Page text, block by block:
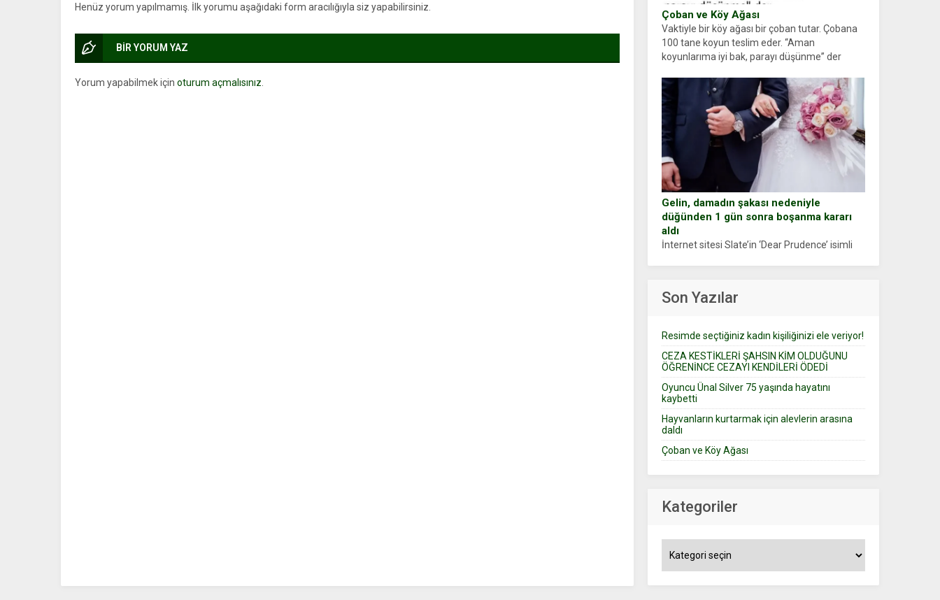
Çoban ve Köy Ağası
Vaktiyle bir köy ağası bir çoban tutar. Çobana
100 tane koyun teslim eder. “Aman
koyunlarıma iyi bak, parayı düşünme” der
Gelin, damadın şakası nedeniyle
düğünden 1 gün sonra boşanma kararı
aldı
İnternet sitesi Slate’in ‘Dear Prudence’ isimli
Son Yazılar
Resimde seçtiğiniz kadın kişiliğinizi ele veriyor!
CEZA KESTİKLERİ ŞAHSIN KİM OLDUĞUNU
ÖĞRENİNCE CEZAYI KENDİLERİ ÖDEDİ
Oyuncu Ünal Silver 75 yaşında hayatını
kaybetti
Hayvanların kurtarmak için alevlerin arasına
daldı
Çoban ve Köy Ağası
Kategoriler
Henüz yorum yapılmamış. İlk yorumu aşağıdaki form aracılığıyla siz yapabilirsiniz.
BİR YORUM YAZ
Yorum yapabilmek için oturum açmalısınız